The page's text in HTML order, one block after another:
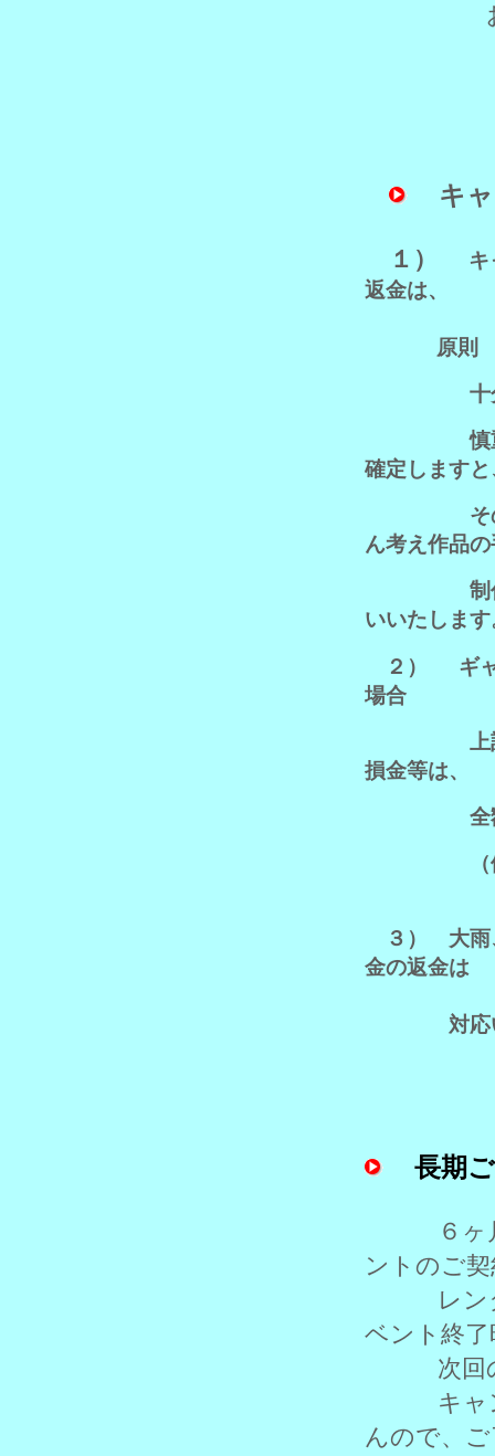
お問い
キ
１）
キ
返金は、
原則 対
十分ご検
慎重に決
確定します
その日
ん考え作品
制作をさ
いいたしま
２）
ギ
場合
上記で清
損金等は、
全額ご
（例）不
３） 大雨
金の返金は
対応い
長期
６
ントのご
レンタ
ベント終了
次回の
キャン
んので、